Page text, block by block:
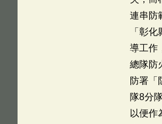
連串防
「彰
導工作
總隊防
防署「
隊8分
以便作